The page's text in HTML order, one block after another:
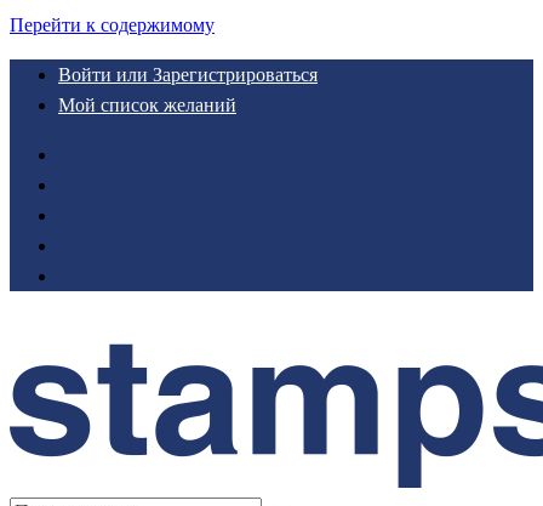
Перейти к содержимому
Войти или Зарегистрироваться
Мой список желаний